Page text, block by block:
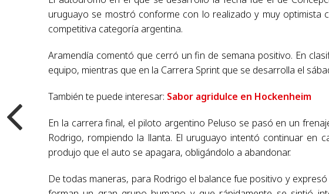
uruguayo se mostró conforme con lo realizado y muy
competitiva categoría argentina.
Aramendía comentó que cerró un fin de semana positivo. En
equipo, mientras que en la Carrera Sprint que se desarrolla el
También te puede interesar: Sabor agridulce en Hockenheim
En la carrera final, el piloto argentino Peluso se pasó en un
Rodrigo, rompiendo la llanta. El uruguayo intentó continuar en
produjo que el auto se apagara, obligándolo a abandonar.
De todas maneras, para Rodrigo el balance fue positivo y